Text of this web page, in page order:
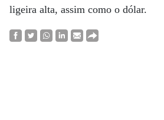
ligeira alta, assim como o dólar.